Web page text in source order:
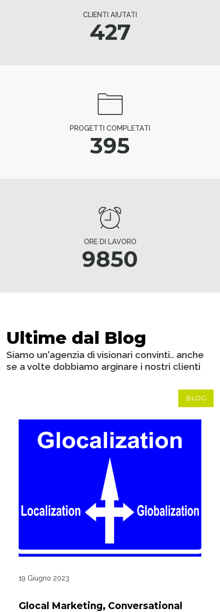
CLIENTI AIUTATI
427
PROGETTI COMPLETATI
395
ORE DI LAVORO
9850
Ultime dal Blog
Siamo un'agenzia di visionari convinti.. anche
se a volte dobbiamo arginare i nostri clienti
BLOG
19 Giugno 2023
Glocal Marketing, Conversational